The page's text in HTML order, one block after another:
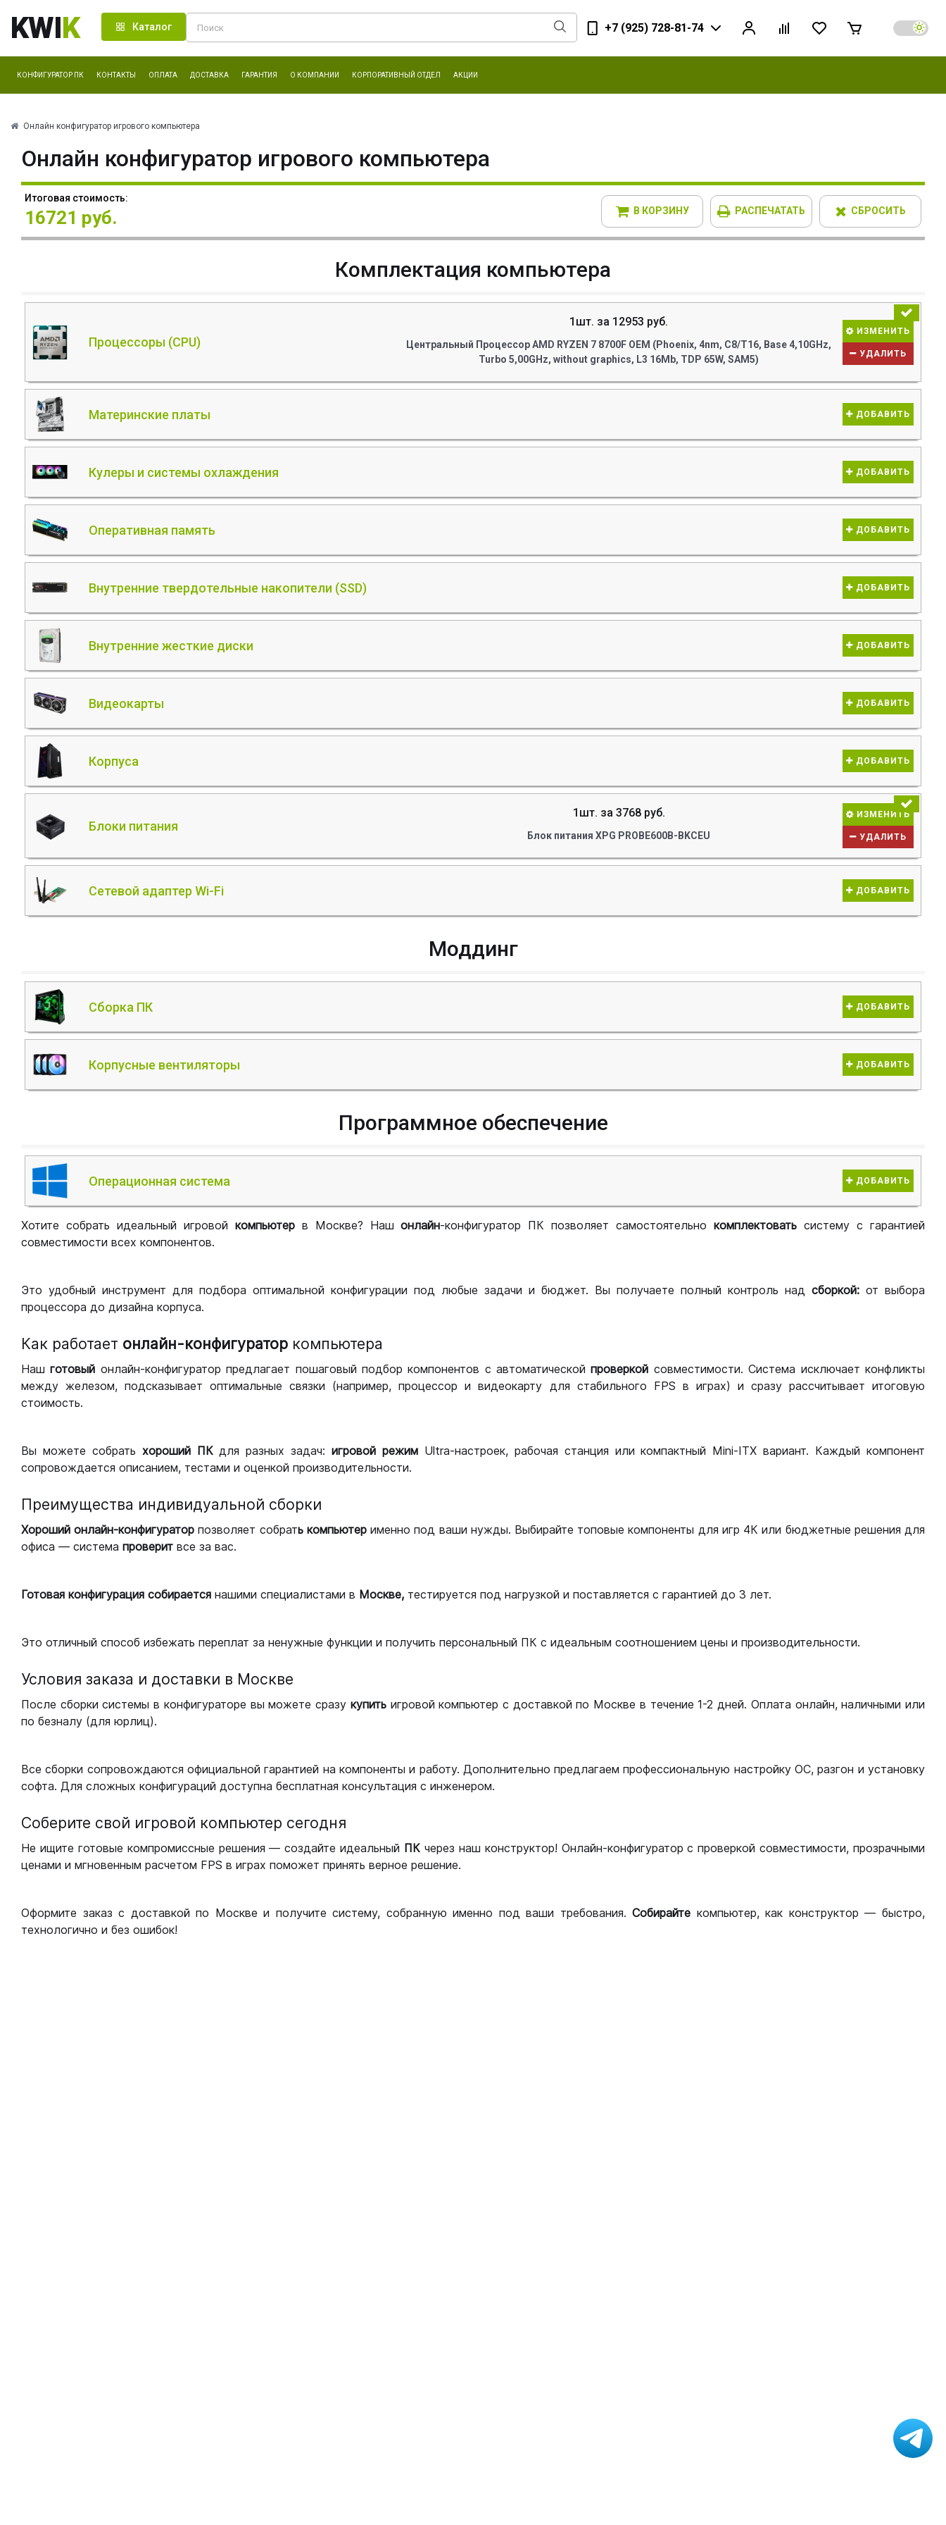
KWIK Каталог +7 (925) 728-81-74
КОНФИГУРАТОР ПК КОНТАКТЫ ОПЛАТА ДОСТАВКА ГАРАНТИЯ О КОМПАНИИ КОРПОРАТИВНЫЙ ОТДЕЛ АКЦИИ
Онлайн конфигуратор игрового компьютера
Онлайн конфигуратор игрового компьютера
Итоговая стоимость:
16721 руб. В КОРЗИНУ РАСПЕЧАТАТЬ СБРОСИТЬ
Комплектация компьютера
Процессоры (CPU)
1шт. за 12953 руб.
Центральный Процессор AMD RYZEN 7 8700F OEM (Phoenix, 4nm, C8/T16, Base 4,10GHz,
Turbo 5,00GHz, without graphics, L3 16Mb, TDP 65W, SAM5)
ИЗМЕНИТЬ
УДАЛИТЬ
Материнские платы ДОБАВИТЬ
Кулеры и системы охлаждения ДОБАВИТЬ
Оперативная память ДОБАВИТЬ
Внутренние твердотельные накопители (SSD) ДОБАВИТЬ
Внутренние жесткие диски ДОБАВИТЬ
Видеокарты ДОБАВИТЬ
Корпуса ДОБАВИТЬ
Блоки питания
1шт. за 3768 руб.
Блок питания XPG PROBE600B-BKCEU
ИЗМЕНИТЬ
УДАЛИТЬ
Сетевой адаптер Wi-Fi ДОБАВИТЬ
Моддинг
Сборка ПК ДОБАВИТЬ
Корпусные вентиляторы ДОБАВИТЬ
Программное обеспечение
Операционная система ДОБАВИТЬ
Хотите собрать идеальный игровой компьютер в Москве? Нашонлайн-конфигуратор ПК позволяет самостоятельно комплектоватьсистему с гарантией
совместимости всех компонентов.
Это удобный инструмент для подбора оптимальной конфигурации под любые задачи и бюджет. Вы получаете полный контроль над сборкой: от выбора
процессора до дизайна корпуса.
Как работает онлайн-конфигуратор компьютера
Нашготовый онлайн-конфигуратор предлагает пошаговый подбор компонентов с автоматическойпроверкой совместимости. Система исключает конфликты
между железом, подсказывает оптимальные связки (например, процессор и видеокарту для стабильного FPS в играх) и сразу рассчитывает итоговую
стоимость.
Вы можете собрать хороший ПКдля разных задач:игровой режим Ultra-настроек, рабочая станция или компактный Mini-ITX вариант. Каждый компонент
сопровождается описанием, тестами и оценкой производительности.
Преимущества индивидуальной сборки
Хороший онлайн-конфигуратор позволяет собрать компьютерименно под ваши нужды. Выбирайте топовые компоненты для игр 4К или бюджетные решения для
офиса — система проверит все за вас.
Готовая конфигурация собирается нашими специалистами в Москве, тестируется под нагрузкой и поставляется с гарантией до 3 лет.
Это отличный способ избежать переплат за ненужные функции и получить персональный ПК с идеальным соотношением цены и производительности.
Условия заказа и доставки в Москве
После сборки системы в конфигураторе вы можете сразу купитьигровой компьютер с доставкой по Москве в течение 1-2 дней. Оплата онлайн, наличными или
по безналу (для юрлиц).
Все сборки сопровождаются официальной гарантией на компоненты и работу. Дополнительно предлагаем профессиональную настройку ОС, разгон и установку
софта. Для сложных конфигураций доступна бесплатная консультация с инженером.
Соберите свой игровой компьютер сегодня
Не ищите готовые компромиссные решения — создайте идеальный ПК через наш конструктор! Онлайн-конфигуратор с проверкой совместимости, прозрачными
ценами и мгновенным расчетом FPS в играх поможет принять верное решение.
Оформите заказ с доставкой по Москве и получите систему, собранную именно под ваши требования.Собирайте компьютер, как конструктор — быстро,
технологично и без ошибок!